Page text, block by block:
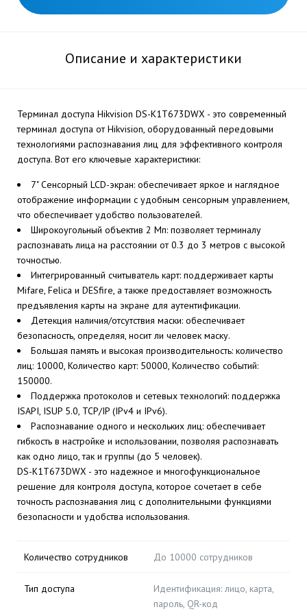
Описание и характеристики
Терминал доступа Hikvision DS-K1T673DWX - это современный
терминал доступа от Hikvision, оборудованный передовыми
технологиями распознавания лиц для эффективного контроля
доступа. Вот его ключевые характеристики:
7" Сенсорный LCD-экран: обеспечивает яркое и наглядное
отображение информации с удобным сенсорным управлением,
что обеспечивает удобство пользователей.
Широкоугольный объектив 2 Мп: позволяет терминалу
распознавать лица на расстоянии от 0.3 до 3 метров с высокой
точностью.
Интегрированный считыватель карт: поддерживает карты
Mifare, Felica и DESfire, а также предоставляет возможность
предъявления карты на экране для аутентификации.
Детекция наличия/отсутствия маски: обеспечивает
безопасность, определяя, носит ли человек маску.
Большая память и высокая производительность: количество
лиц: 10000, Количество карт: 50000, Количество событий:
150000.
Поддержка протоколов и сетевых технологий: поддержка
ISAPI, ISUP 5.0, TCP/IP (IPv4 и IPv6).
Распознавание одного и нескольких лиц: обеспечивает
гибкость в настройке и использовании, позволяя распознавать
как одно лицо, так и группы (до 5 человек).
DS-K1T673DWX - это надежное и многофункциональное
решение для контроля доступа, которое сочетает в себе
точность распознавания лиц с дополнительными функциями
безопасности и удобства использования.
Количество сотрудников До 10000 сотрудников
Тип доступа
Идентификация: лицо, карта,
пароль, QR-код